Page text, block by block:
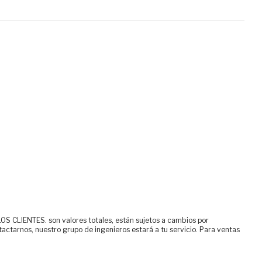
LOS CLIENTES. son valores totales, están sujetos a cambios por
nuestro grupo de ingenieros estará a tu servicio. Para ventas